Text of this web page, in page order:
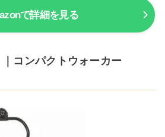
で詳細を見る
コンパクトウォーカー